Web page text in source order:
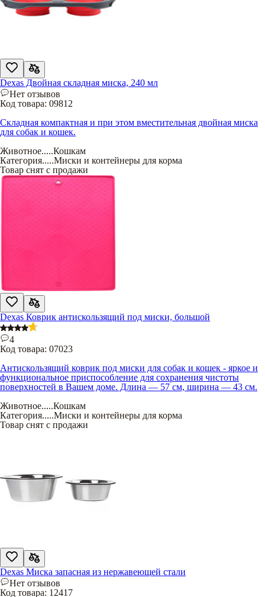
Dexas Двойная складная миска, 240 мл
Нет отзывов
Код товара: 09812
Складная компактная и при этом вместительная двойная миска
для собак и кошек.
Животное.....Кошкам
Категория.....Миски и контейнеры для корма
Товар снят с продажи
Dexas Коврик антискользящий под миски, большой
4
Код товара: 07023
Антискользящий коврик под миски для собак и кошек - яркое и
функциональное приспособление для сохранения чистоты
поверхностей в Вашем доме. Длина — 57 см, ширина — 43 см.
Животное.....Кошкам
Категория.....Миски и контейнеры для корма
Товар снят с продажи
Dexas Миска запасная из нержавеющей стали
Нет отзывов
Код товара: 12417